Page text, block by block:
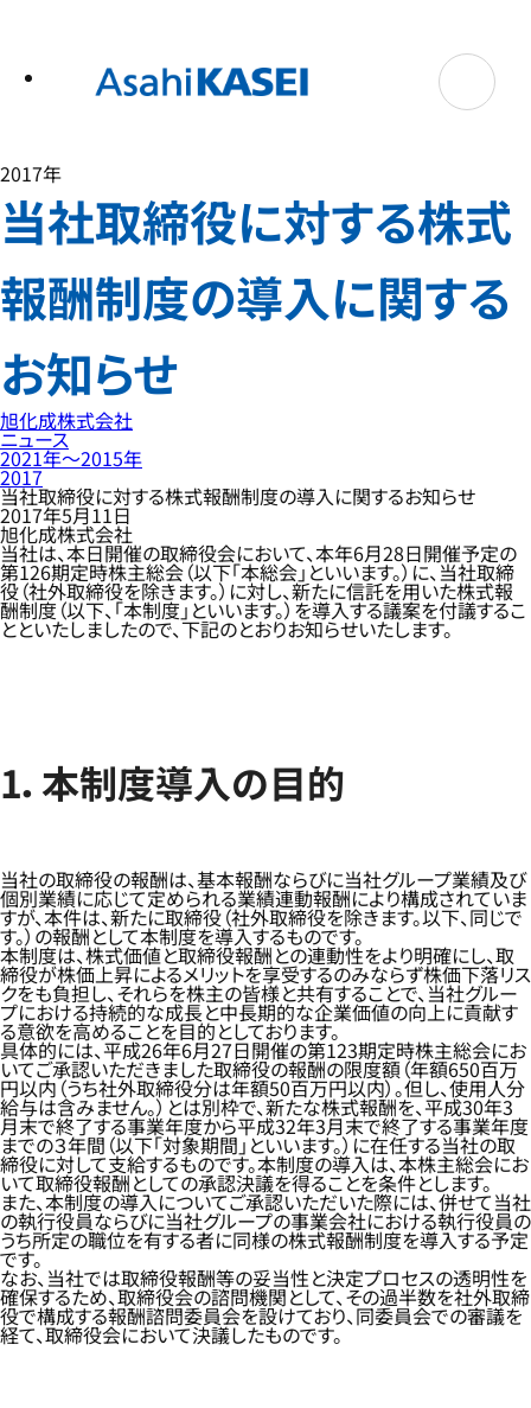
2017年
当社取締役に対する株式
報酬制度の導入に関する
お知らせ
旭化成株式会社
ニュース
2021年〜2015年
2017
当社取締役に対する株式報酬制度の導入に関するお知らせ
2017年5月11日
旭化成株式会社
当社は、本日開催の取締役会において、本年6月28日開催予定の
第126期定時株主総会（以下「本総会」といいます。）に、当社取締
役（社外取締役を除きます。）に対し、新たに信託を用いた株式報
酬制度（以下、「本制度」といいます。）を導入する議案を付議するこ
とといたしましたので、下記のとおりお知らせいたします。
1．本制度導入の目的
当社の取締役の報酬は、基本報酬ならびに当社グループ業績及び
個別業績に応じて定められる業績連動報酬により構成されていま
すが、本件は、新たに取締役（社外取締役を除きます。以下、同じで
す。）の報酬として本制度を導入するものです。
本制度は、株式価値と取締役報酬との連動性をより明確にし、取
締役が株価上昇によるメリットを享受するのみならず株価下落リス
クをも負担し、それらを株主の皆様と共有することで、当社グルー
プにおける持続的な成長と中長期的な企業価値の向上に貢献す
る意欲を高めることを目的としております。
具体的には、平成26年6月27日開催の第123期定時株主総会にお
いてご承認いただきました取締役の報酬の限度額（年額650百万
円以内（うち社外取締役分は年額50百万円以内）。但し、使用人分
給与は含みません。）とは別枠で、新たな株式報酬を、平成30年3
月末で終了する事業年度から平成32年3月末で終了する事業年度
までの３年間（以下「対象期間」といいます。）に在任する当社の取
締役に対して支給するものです。本制度の導入は、本株主総会にお
いて取締役報酬としての承認決議を得ることを条件とします。
また、本制度の導入についてご承認いただいた際には、併せて当社
の執行役員ならびに当社グループの事業会社における執行役員の
うち所定の職位を有する者に同様の株式報酬制度を導入する予定
です。
なお、当社では取締役報酬等の妥当性と決定プロセスの透明性を
確保するため、取締役会の諮問機関として、その過半数を社外取締
役で構成する報酬諮問委員会を設けており、同委員会での審議を
経て、取締役会において決議したものです。